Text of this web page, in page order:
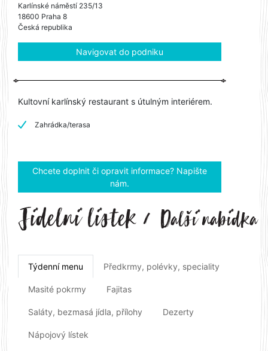
Karlínské náměstí 235/13
18600 Praha 8
Česká republika
Navigovat do podniku
Kultovní karlínský restaurant s útulným interiérem.
Zahrádka/terasa
Chcete doplnit či opravit informace? Napište
nám.
Týdenní menu Předkrmy, polévky, speciality
Masité pokrmy Fajitas
Saláty, bezmasá jídla, přílohy Dezerty
Nápojový lístek